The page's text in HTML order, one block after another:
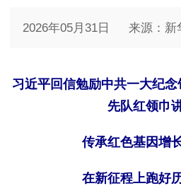
2026年05月31日 来源：新
习近平回信勉励中共一大纪
先队红领巾
传承红色基因增
在新征程上跑好